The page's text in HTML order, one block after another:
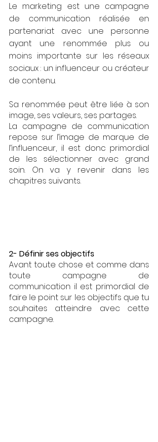
Le marketing est une campagne
de communication réalisée en
partenariat avec une personne
ayant une renommée plus ou
moins importante sur les réseaux
sociaux : un influenceur ou créateur
de contenu.
Sa renommée peut être liée à son
image, ses valeurs, ses partages.
La campagne de communication
repose sur l’image de marque de
l’influenceur, il est donc primordial
de les sélectionner avec grand
soin. On va y revenir dans les
chapitres suivants.
2- Définir ses objectifs
Avant toute chose et comme dans
toute campagne de
communication il est primordial de
faire le point sur les objectifs que tu
souhaites atteindre avec cette
campagne.